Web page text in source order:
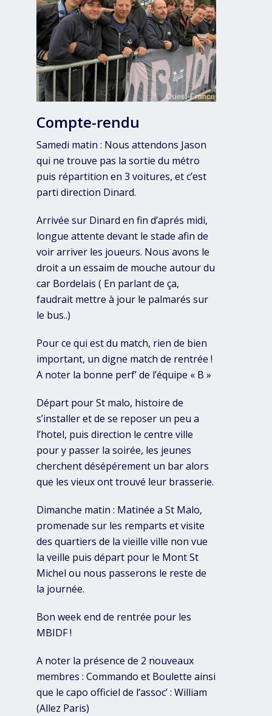
Compte-rendu
Samedi matin : Nous attendons Jason
qui ne trouve pas la sortie du métro
puis répartition en 3 voitures, et c’est
parti direction Dinard.
Arrivée sur Dinard en fin d’aprés midi,
longue attente devant le stade afin de
voir arriver les joueurs. Nous avons le
droit a un essaim de mouche autour du
car Bordelais ( En parlant de ça,
faudrait mettre à jour le palmarés sur
le bus..)
Pour ce qui est du match, rien de bien
important, un digne match de rentrée !
A noter la bonne perf’ de l’équipe « B »
Départ pour St malo, histoire de
s’installer et de se reposer un peu a
l’hotel, puis direction le centre ville
pour y passer la soirée, les jeunes
cherchent désépérement un bar alors
que les vieux ont trouvé leur brasserie.
Dimanche matin : Matinée a St Malo,
promenade sur les remparts et visite
des quartiers de la vieille ville non vue
la veille puis départ pour le Mont St
Michel ou nous passerons le reste de
la journée.
Bon week end de rentrée pour les
MBIDF !
A noter la présence de 2 nouveaux
membres : Commando et Boulette ainsi
que le capo officiel de l’assoc’ : William
(Allez Paris)